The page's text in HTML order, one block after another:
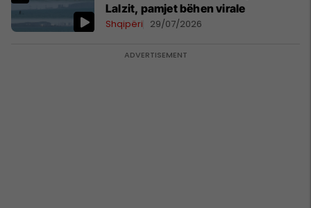
Lalzit, pamjet bëhen virale
Shqipëri 29/07/2026